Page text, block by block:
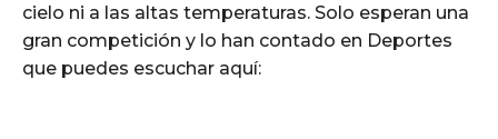
cielo ni a las altas temperaturas. Solo esperan una
gran competición y lo han contado en Deportes
que puedes escuchar aquí: